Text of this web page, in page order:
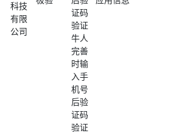
科技
有限
公司
证码
验证
牛人
完善
时输
入手
机号
后验
证码
验证